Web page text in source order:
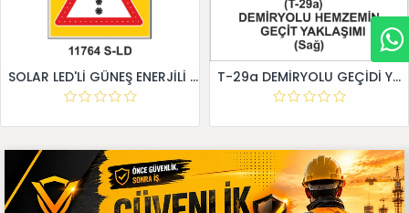
SOLAR LED'Lİ GÜNEŞ ENERJİLİ LEVHA T-29a DEMİRYOLU GEÇİDİ YAKLAŞIM LEVHALARI (Sağ)